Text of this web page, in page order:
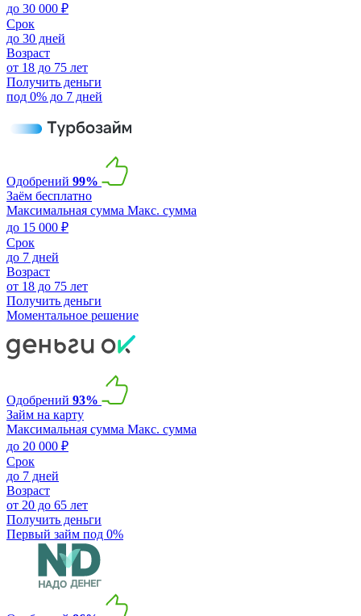
до 30 000 ₽
Срок
до 30 дней
Возраст
от 18 до 75 лет
Получить деньги
под 0% до 7 дней
Одобрений 99%
Заём бесплатно
Максимальная сумма Макс. сумма
до 15 000 ₽
Срок
до 7 дней
Возраст
от 18 до 75 лет
Получить деньги
Моментальное решение
Одобрений 93%
Займ на карту
Максимальная сумма Макс. сумма
до 20 000 ₽
Срок
до 7 дней
Возраст
от 20 до 65 лет
Получить деньги
Первый займ под 0%